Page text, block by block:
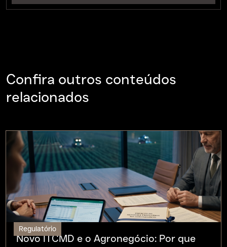
Confira outros conteúdos
relacionados
Regulatório
Novo ITCMD e o Agronegócio: Por que